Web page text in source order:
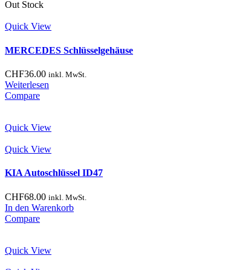
Out Stock
Quick View
MERCEDES Schlüsselgehäuse
CHF36.00 inkl. MwSt.
Weiterlesen
Compare
Quick View
Quick View
KIA Autoschlüssel ID47
CHF68.00 inkl. MwSt.
In den Warenkorb
Compare
Quick View